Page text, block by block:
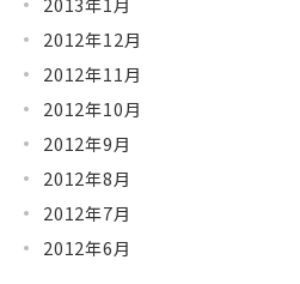
2012年12月
2012年11月
2012年10月
2012年9月
2012年8月
2012年7月
2012年6月